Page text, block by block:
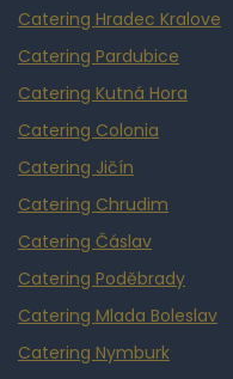
Catering Hradec Kralove
Catering Pardubice
Catering Kutná Hora
Catering Colonia
Catering Jičín
Catering Chrudim
Catering Čáslav
Catering Poděbrady
Catering Mlada Boleslav
Catering Nymburk